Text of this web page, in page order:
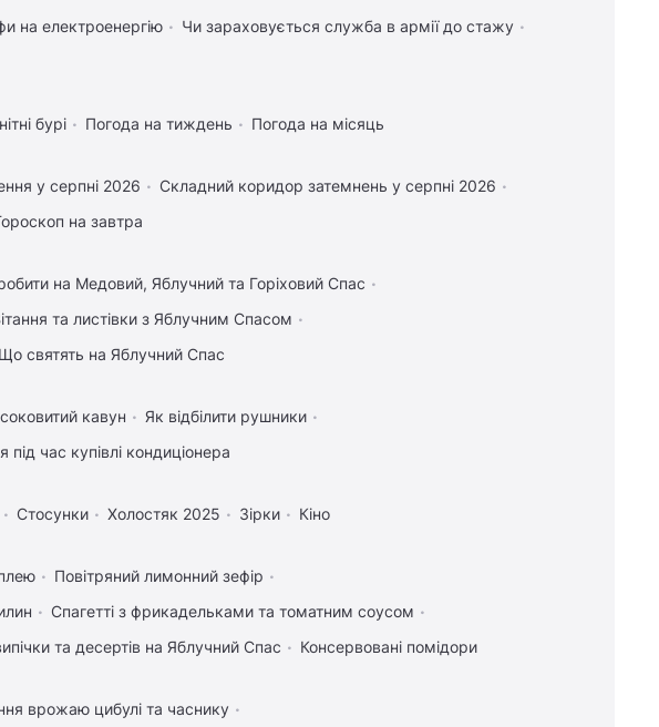
на електроенергію
Чи зараховується служба в армії до стажу
бурі Погода на тиждень Погода на місяць
у серпні 2026
Складний коридор затемнень у серпні 2026
на завтра
на Медовий, Яблучний та Горіховий Спас
та листівки з Яблучним Спасом
Що святять на Яблучний Спас
кавун
Як відбілити рушники
час купівлі кондиціонера
Стосунки Холостяк 2025 Зірки Кіно
Повітряний лимонний зефір
Спагетті з фрикадельками та томатним соусом
та десертів на Яблучний Спас Консервовані помідори
врожаю цибулі та часнику